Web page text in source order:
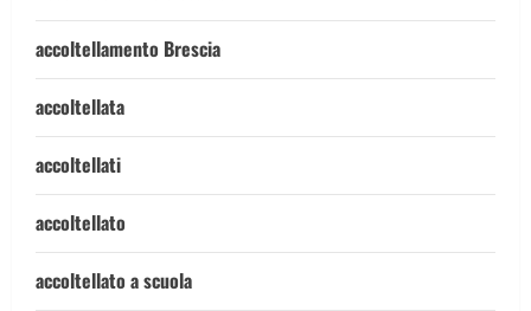
accoltellamento Brescia
accoltellata
accoltellati
accoltellato
accoltellato a scuola